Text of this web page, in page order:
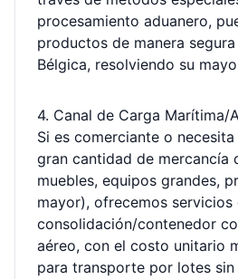
procesamiento aduanero,
productos de manera
Bélgica, resolviendo su
4. Canal de Carga Marítima/
Si es comerciante o
gran cantidad de mercancía
muebles, equipos grandes,
mayor), ofrecemos servicios
consolidación/contenedor
aéreo, con el costo unitario
para transporte por lotes